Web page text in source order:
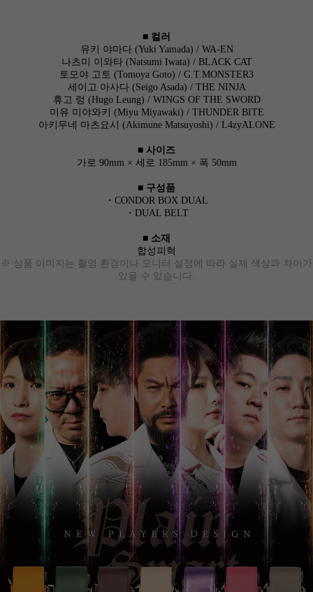
■ 컬러
유키 야마다 (Yuki Yamada) / WA-EN
나츠미 이와타 (Natsumi Iwata) / BLACK CAT
토모야 고토 (Tomoya Goto) / G.T.MONSTER3
세이고 아사다 (Seigo Asada) / THE NINJA
휴고 렁 (Hugo Leung) / WINGS OF THE SWORD
미유 미야와키 (Miyu Miyawaki) / THUNDER BITE
아키무네 마츠요시 (Akimune Matsuyoshi) / L4zyALONE
■ 사이즈
가로 90mm × 세로 185mm × 폭 50mm
■ 구성품
・CONDOR BOX DUAL
・DUAL BELT
■ 소재
합성피혁
※ 상품 이미지는 촬영 환경이나 모니터 설정에 따라 실제 색상과 차이가
있을 수 있습니다.